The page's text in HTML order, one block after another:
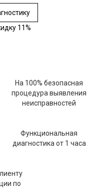
11%
На 100% безопасная
процедура выявления
неисправностей
Функциональная
диагностика от 1 часа
по